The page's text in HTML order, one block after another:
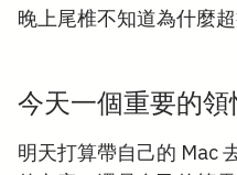
晚上尾椎不知道為什麼
今天一個重要的領
明天打算帶自己的 Mac